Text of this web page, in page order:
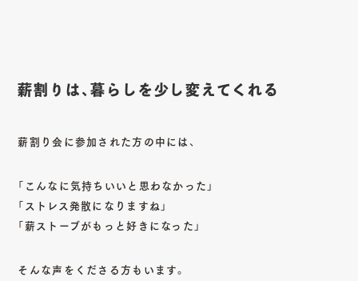
薪割りは、暮らしを少し変えてくれる
薪割り会に参加された方の中には、
「こんなに気持ちいいと思わなかった」
「ストレス発散になりますね」
「薪ストーブがもっと好きになった」
そんな声をくださる方もいます。